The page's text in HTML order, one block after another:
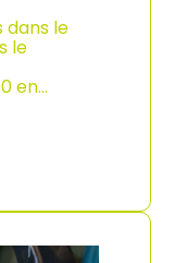
dans le
le
en…